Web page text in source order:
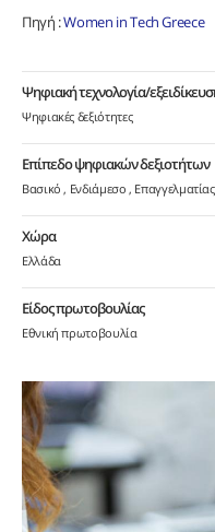
Πηγή :Women in Tech Greece
Ψηφιακή τεχνολογία/
Ψηφιακές δεξιότητες
Επίπεδο ψηφιακών δεξιοτήτων
Βασικό Ενδιάμεσο
Χώρα
Ελλάδα
Είδος πρωτοβουλίας
Εθνική πρωτοβουλία